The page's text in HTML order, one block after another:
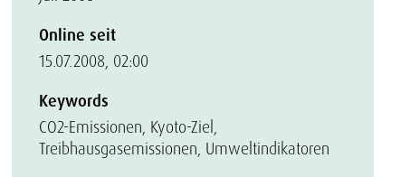
Online seit
15.07.2008, 02:00
Keywords
CO2-Emissionen, Kyoto-Ziel,
Treibhausgasemissionen, Umweltindikatoren